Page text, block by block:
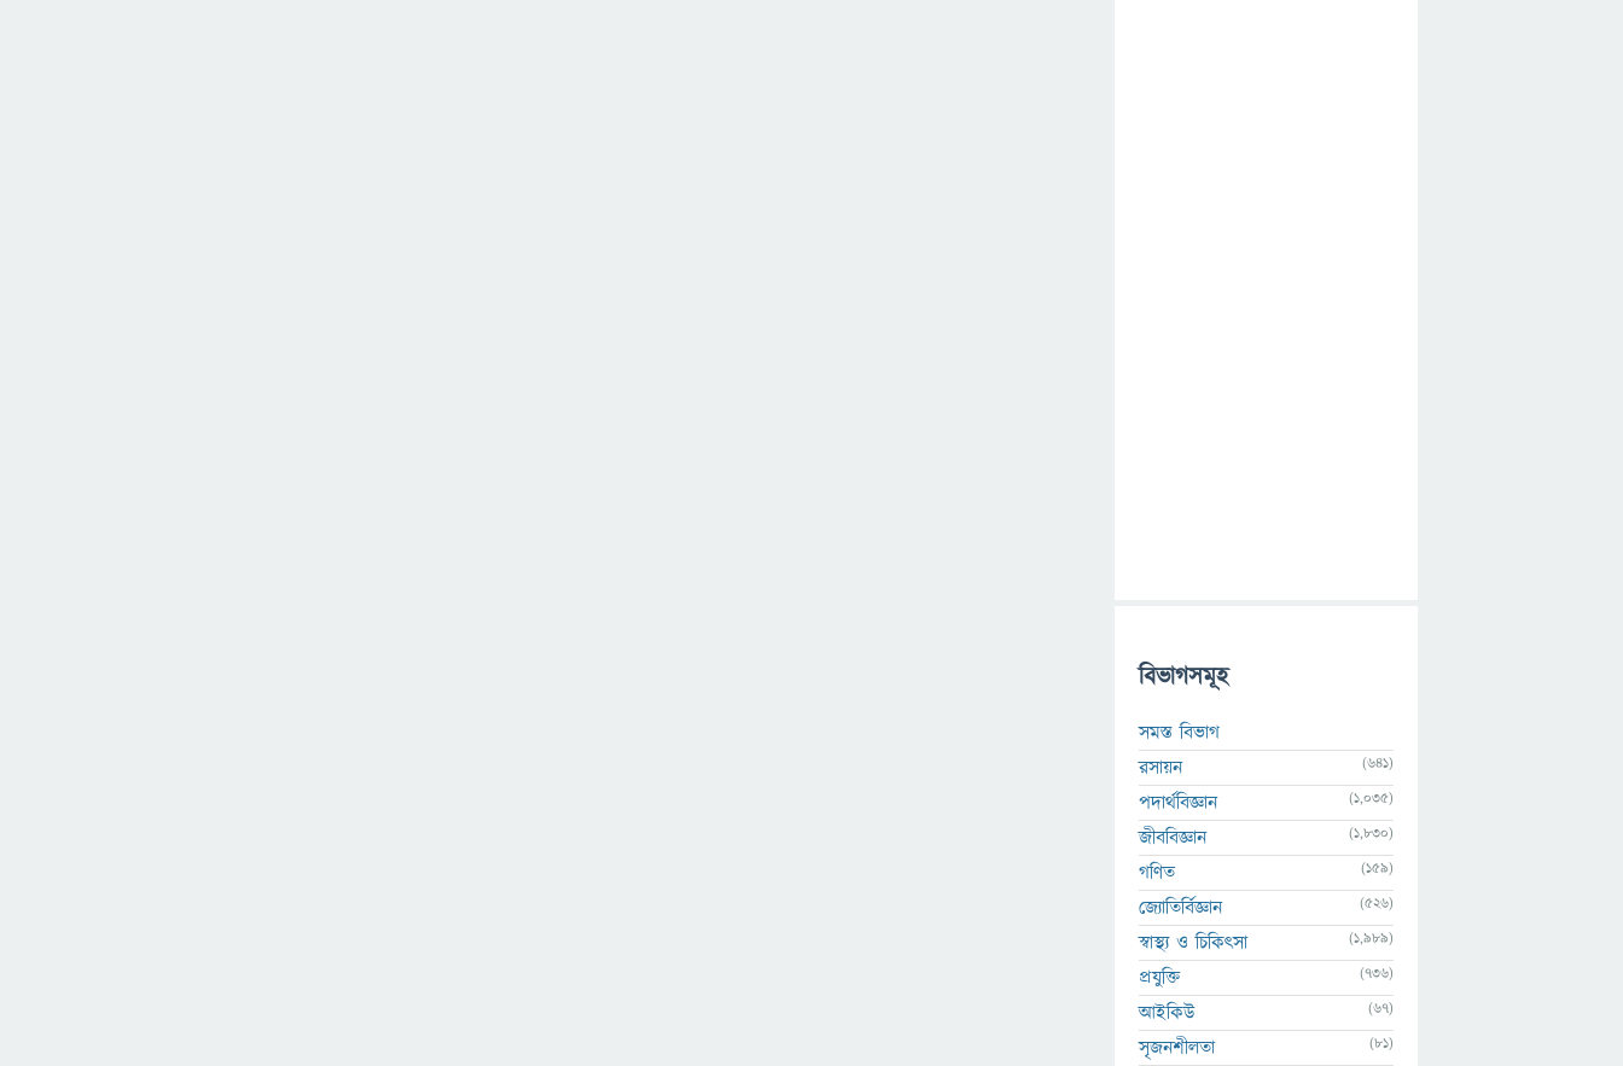
বিভাগসমূহ
সমস্ত বিভাগ
রসায়ন
(641)
পদার্থবিজ্ঞান (1,035)
জীববিজ্ঞান (1,830)
গণিত (159)
জ্যোতির্বিজ্ঞান (526)
স্বাস্থ্য ও চিকিৎসা (1,989)
প্রযুক্তি (736)
আইকিউ (67)
সৃজনশীলতা (81)